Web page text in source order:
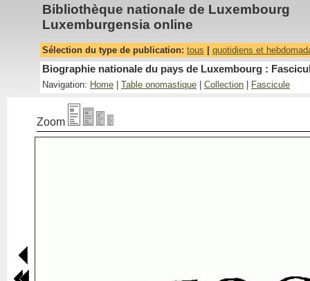
Bibliothèque nationale de Luxembourg
Luxemburgensia online
Sélection du type de publication: tous quotidiens et
Biographie nationale du pays de Luxembourg :
Navigation: Home Table onomastique Collection Fascicule
Zoom